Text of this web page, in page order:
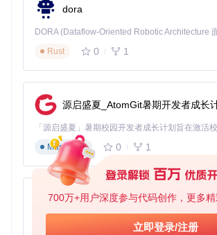
700万+用户深度参与代码创作，更多
立即登录/注册
运行基准测试：
cd napkin-math
实操标记
：运行基准测试后，系统会自动
告，包含内存、网络和存储系统的基础性能
提供参考基准。
2.2 如何进行批次大小优化分析？
批次大小直接影响AI训练性能，通过Napkin-
同批次大小对处理时间的影响：
确定模型的内存需求和计算复杂度
使用Napkin-math估算不同批次大小下的
dora
Rust
0 1
源启盛夏_AtomGit暑期开发者成长
Markdown
0 1
py-xiaozhi